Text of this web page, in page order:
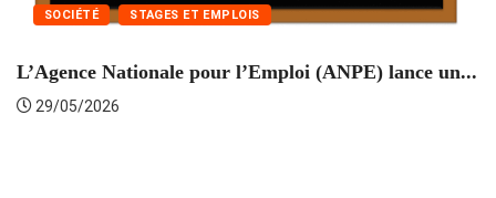
SOCIÉTÉ STAGES ET EMPLOIS
L’Agence Nationale pour l’Emploi (ANPE) lance un...
29/05/2026